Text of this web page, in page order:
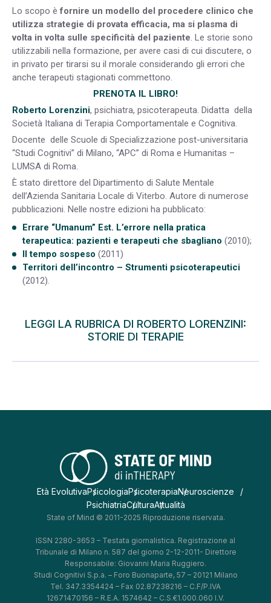
Lo scopo èfornire un modello del procedere clinico che
utilizza strategie di provata efficacia, ma si plasma di
volta in volta sulle specificità del paziente. Le storie sono
utilizzabili nella formazione, per avere casi di cui discutere, o
in privato per tirarsi su il morale considerando gli errori che
anche terapeuti stagionati commettono.
PRENOTA IL LIBRO!
Roberto Lorenzini, psichiatra, psicoterapeuta. Didatta della
Società Italiana di Terapia Comportamentale e Cognitiva.
Docente delle Scuole di Specializzazione post-universitaria
“Studi Cognitivi” di Milano, “APC” di Roma e Humanitas –
LUMSA di Roma.
È stato direttore del Dipartimento di Salute Mentale
dell’Azienda Sanitaria Locale di Viterbo. Autore di numerose
pubblicazioni. Nelle nostre edizioni ha pubblicato:
Errare “Umanum” Est. L’errore nella pratica
terapeutica: pazienti e terapeuti che sbagliano (2010);
Il tempo sospeso (2011)
Territori dell’incontro – Strumenti psicoterapeutici
(2012).
LEGGI LA RUBRICA DI ROBERTO LORENZINI:
STORIE DI TERAPIE
Età EvolutivaPsicologiaPsicoterapiaNeuroscienze
PsichiatriaCulturaAttualità
State of Mind © 2011-2025 Riproduzione riservata.
ISSN 2280-3653 – Testata giornalistica. Registrazione al
Tribunale di Milano n. 587 del giorno 2-12-2011- Direttore
Responsabile: Giovanni Maria Ruggiero.
Studi Cognitivi S.p.a. – Foro Buonaparte, 57 – 20121 Milano
Tel. 347.3354424 – Fax 02.87238216 – C.F/P.IVA
12671470156 – R.E.A. 1574642 – C.S.€1.000.060 I.V.